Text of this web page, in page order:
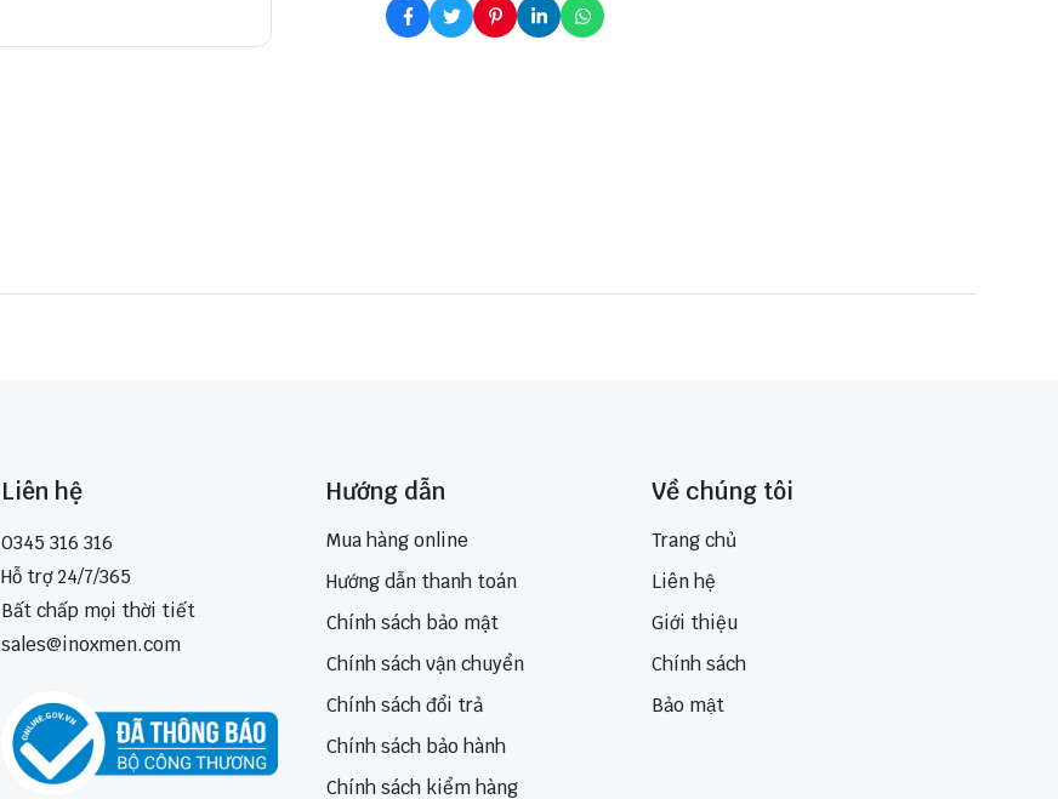
Liên hệ
0345 316 316
Hỗ trợ 24/7/365
Bất chấp mọi thời tiết
sales@inoxmen.com
Hướng dẫn
Mua hàng online
Hướng dẫn thanh toán
Chính sách bảo mật
Chính sách vận chuyển
Chính sách đổi trả
Chính sách bảo hành
Chính sách kiểm hàng
Về chúng tôi
Trang chủ
Liên hệ
Giới thiệu
Chính sách
Bảo mật